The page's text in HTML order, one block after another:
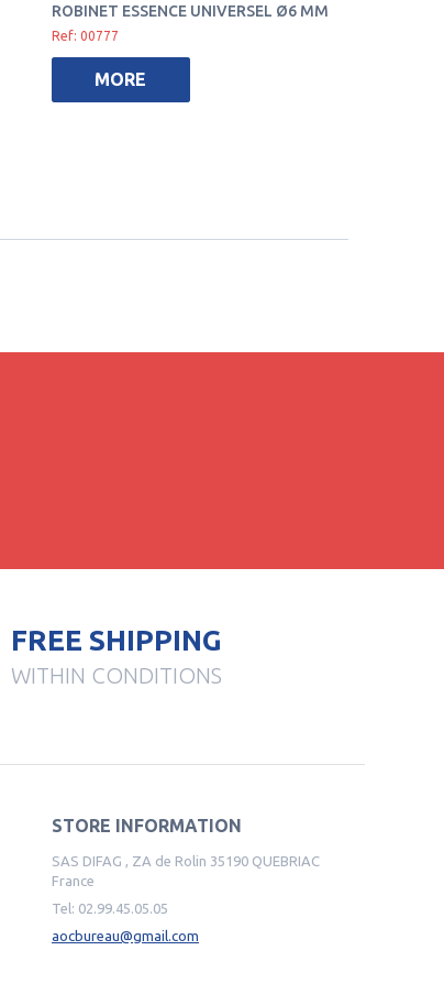
ROBINET ESSENCE UNIVERSEL Ø6 MM
Ref: 00777
MORE
FREE SHIPPING
WITHIN CONDITIONS
STORE INFORMATION
SAS DIFAG , ZA de Rolin 35190 QUEBRIAC
France
Tel: 02.99.45.05.05
aocbureau@gmail.com